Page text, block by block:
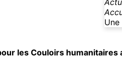
les Couloirs humanitaires